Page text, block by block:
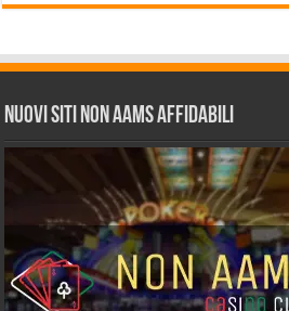
Nuovi siti non AAMS affidabili